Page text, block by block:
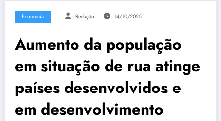
Economia Redação 14/10/2025
Aumento da população
em situação de rua atinge
países desenvolvidos e
em desenvolvimento